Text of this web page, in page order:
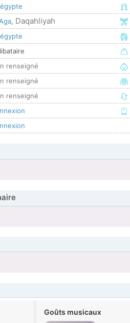
égypte
, Daqahliyah
égypte
renseigné
renseigné
renseigné
Goûts musicaux